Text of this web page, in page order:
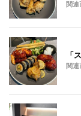
関連
「
関連